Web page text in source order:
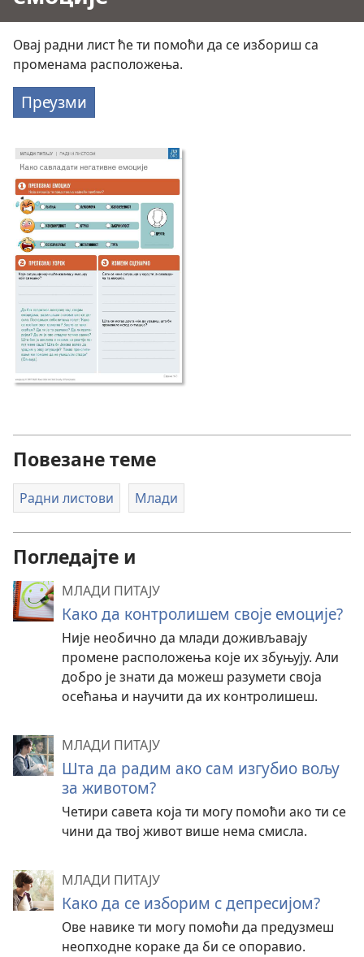
Овај радни лист ће ти помоћи да се избориш са
променама расположења.
Преузми
Повезане теме
Радни листови Млади
Погледајте и
МЛАДИ ПИТАЈУ
Како да контролишем своје емоције?
Није необично да млади доживљавају
промене расположења које их збуњују. Али
добро је знати да можеш разумети своја
осећања и научити да их контролишеш.
МЛАДИ ПИТАЈУ
Шта да радим ако сам изгубио вољу
за животом?
Четири савета која ти могу помоћи ако ти се
чини да твој живот више нема смисла.
МЛАДИ ПИТАЈУ
Како да се изборим с депресијом?
Ове навике ти могу помоћи да предузмеш
неопходне кораке да би се опоравио.